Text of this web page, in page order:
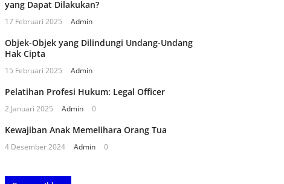
yang Dapat Dilakukan?
17 Februari 2025 Admin
Objek-Objek yang Dilindungi Undang-Undang
Hak Cipta
15 Februari 2025 Admin
Pelatihan Profesi Hukum: Legal Officer
2 Januari 2025 Admin 0
Kewajiban Anak Memelihara Orang Tua
4 Desember 2024 Admin 0